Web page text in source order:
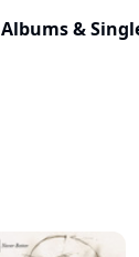
Albums &